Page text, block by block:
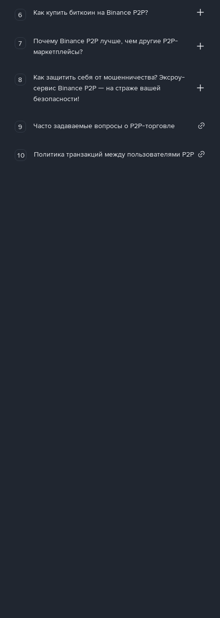
6 Как купить биткоин на Binance P2P?
7
Почему Binance P2P лучше, чем другие P2P-
маркетплейсы?
8
Как защитить себя от мошенничества? Эксроу-
сервис Binance P2P — на страже вашей
безопасности!
9 Часто задаваемые вопросы о P2P-торговле
10 Политика транзакций между пользователями P2P